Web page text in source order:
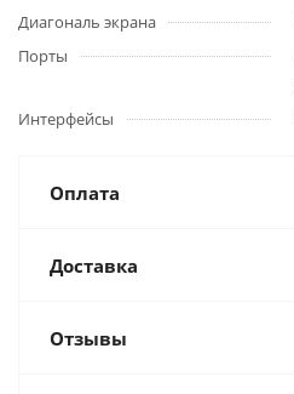
Диагональ экрана
Порты
Интерфейсы
Оплата
Доставка
Отзывы